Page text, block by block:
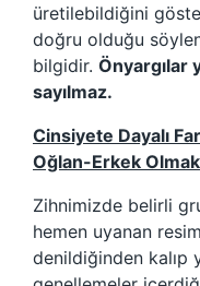
üretilebildiğini
doğru olduğu
bilgidir. Önyargılar
sayılmaz.
Cinsiyete Dayalı
Oğlan-Erkek Olmak
Zihnimizde belirli
hemen uyanan
denildiğinden kalıp